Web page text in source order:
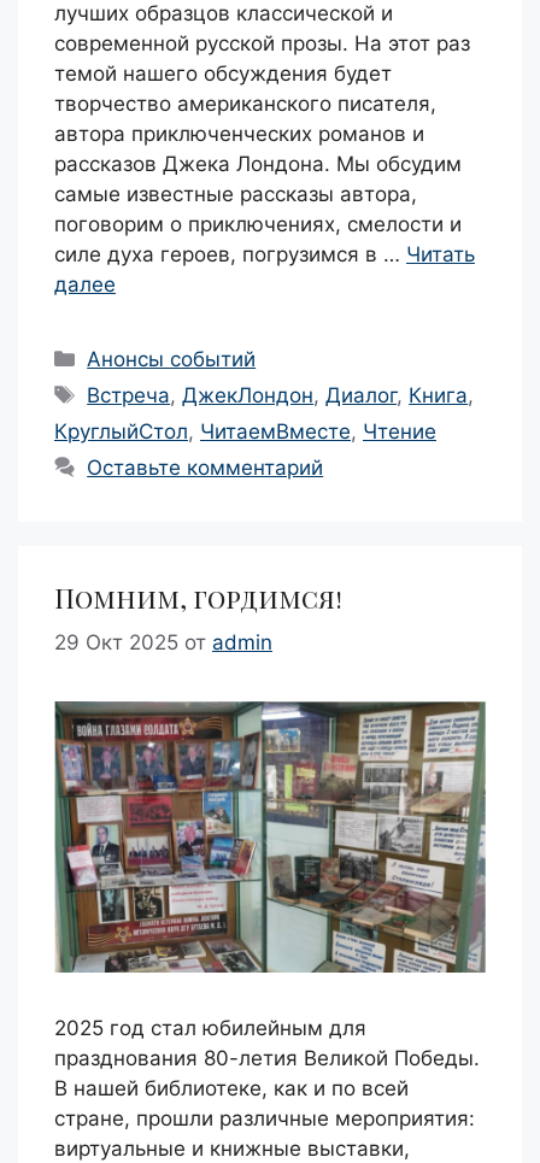
лучших образцов классической и
современной русской прозы. На этот раз
темой нашего обсуждения будет
творчество американского писателя,
автора приключенческих романов и
рассказов Джека Лондона. Мы обсудим
самые известные рассказы автора,
поговорим о приключениях, смелости и
силе духа героев, погрузимся в … Читать
далее
Рубрики
Анонсы событий
Метки
Встреча,ДжекЛондон,Диалог, Книга,
КруглыйСтол, ЧитаемВместе, Чтение
Оставьте комментарий
Помним, гордимся!
29 Окт 2025 от admin
2025 год стал юбилейным для
празднования 80-летия Великой Победы.
В нашей библиотеке, как и по всей
стране, прошли различные мероприятия:
виртуальные и книжные выставки,